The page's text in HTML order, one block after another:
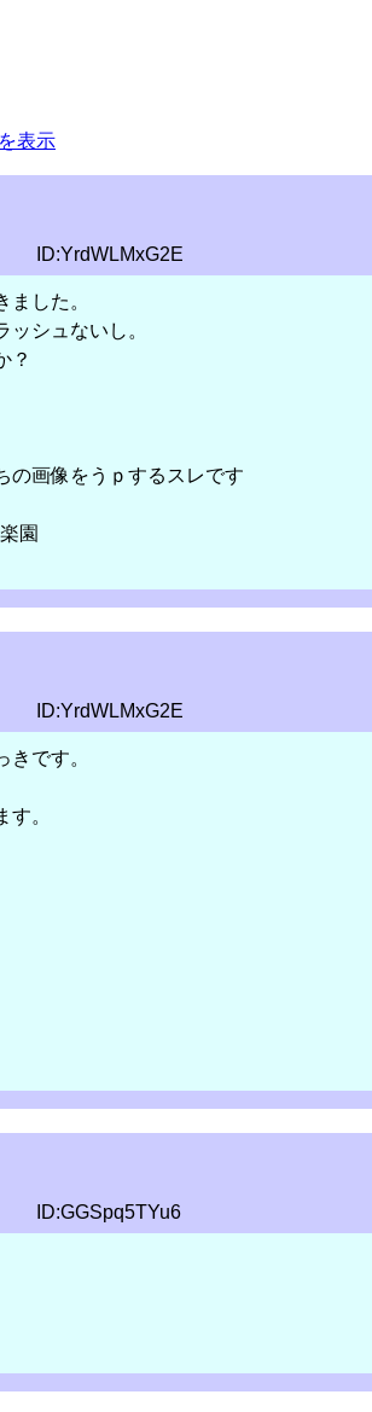
表示
ID:YrdWLMxG2E
した。
シュないし。
？
の画像をうｐするスレです
園
ID:YrdWLMxG2E
です。
。
ID:GGSpq5TYu6